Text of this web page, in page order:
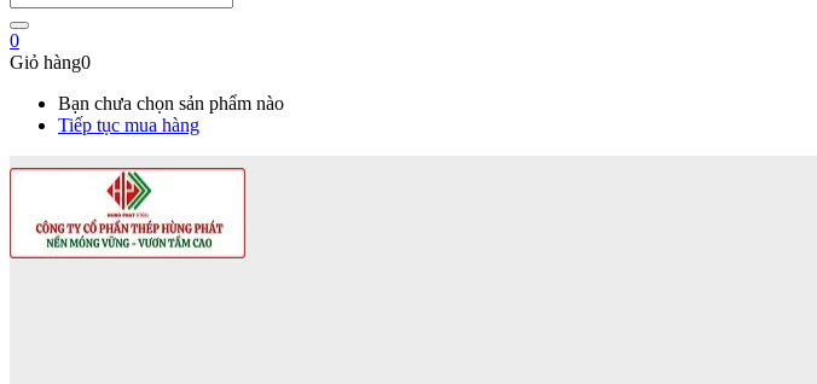
0
Giỏ hàng0
Bạn chưa chọn sản phẩm nào
Tiếp tục mua hàng